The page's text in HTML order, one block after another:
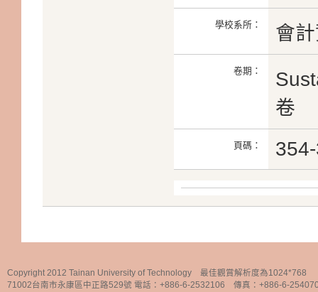
學校系所： 會
卷期：
卷
頁碼：
Copyright 2012 Tainan University of Technology 最佳觀賞解析度為1024*768
71002台南市永康區中正路529號 電話：+886-6-2532106 傳真：+886-6-